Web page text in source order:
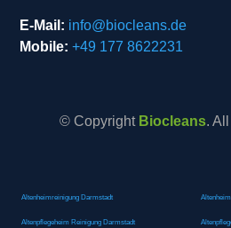
E-Mail: info@biocleans.de
Mobile: +49 177 8622231
© Copyright Biocleans.
Altenheimreinigung Darmstadt
Altenpflegeheim Reinigung Darmstadt